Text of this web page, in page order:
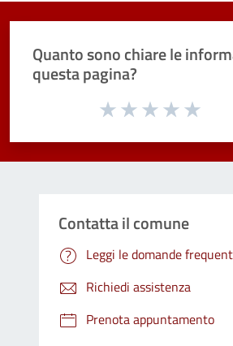
Quanto sono chiare le
questa pagina?
Valuta da 1 a 5 stelle la pagina
Contatta il comune
Leggi le domande
Richiedi assistenza
Prenota appuntamento